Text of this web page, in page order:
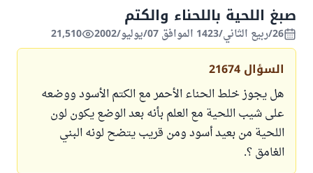
صبغ اللحية باللحناء والكتم
26/ربيع الثاني/1423 الموافق 07/يوليو/2002 21,510
السؤال 21674
هل يجوز خلط الحناء الأحمر مع الكتم الأسود ووضعه
على شيب اللحية مع العلم بأنه بعد الوضع يكون لون
اللحية من بعيد أسود ومن قريب يتضح لونه البني
الغامق ؟.